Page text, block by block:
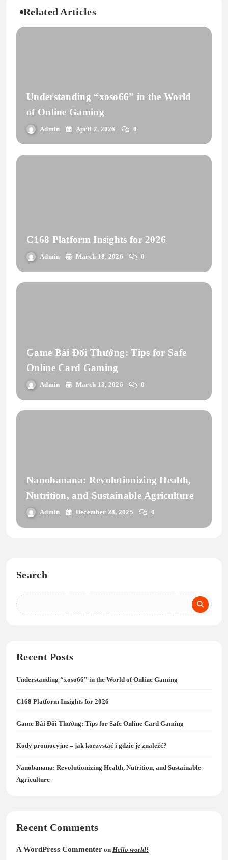
Related Articles
Understanding “xoso66” in the World
of Online Gaming
Admin April 2, 2026 0
C168 Platform Insights for 2026
Admin March 18, 2026 0
Game Bài Đổi Thưởng: Tips for Safe
Online Card Gaming
Admin March 13, 2026 0
Nanobanana: Revolutionizing Health,
Nutrition, and Sustainable Agriculture
Admin December 28, 2025 0
Search
Recent Posts
Understanding “xoso66” in the World of Online Gaming
C168 Platform Insights for 2026
Game Bài Đổi Thưởng: Tips for Safe Online Card Gaming
Kody promocyjne – jak korzystać i gdzie je znaleźć?
Nanobanana: Revolutionizing Health, Nutrition, and Sustainable
Agriculture
Recent Comments
A WordPress Commenter on Hello world!